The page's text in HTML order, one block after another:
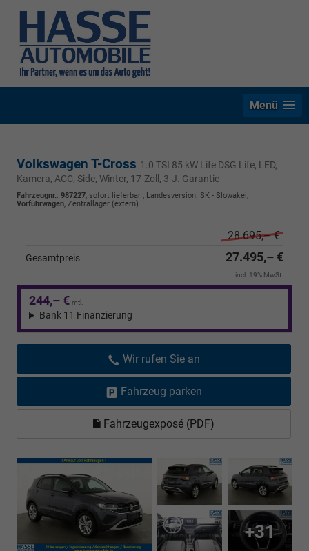
Menü
Volkswagen T-Cross 1.0 TSI 85 kW Life DSG Life, LED,
Kamera, ACC, Side, Winter, 17-Zoll, 3-J. Garantie
Fahrzeugnr.: 987227, sofort lieferbar , Landesversion: SK - Slowakei,
Vorführwagen, Zentrallager (extern)
28.695,– €
Gesamtpreis 27.495,– €
incl. 19% MwSt.
244,– € mtl.
Bank 11 Finanzierung
Wir rufen Sie an
Fahrzeug parken
Fahrzeugexposé (PDF)
+31